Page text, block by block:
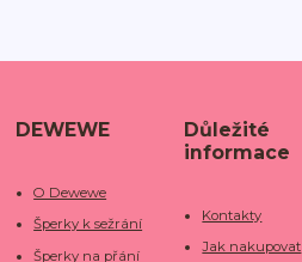
DEWEWE
O Dewewe
Šperky k sežrání
Šperky na přání
Důležité
informace
Kontakty
Jak nakupovat